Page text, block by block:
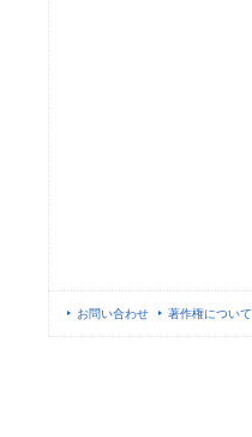
お問い合わせ 著作権について